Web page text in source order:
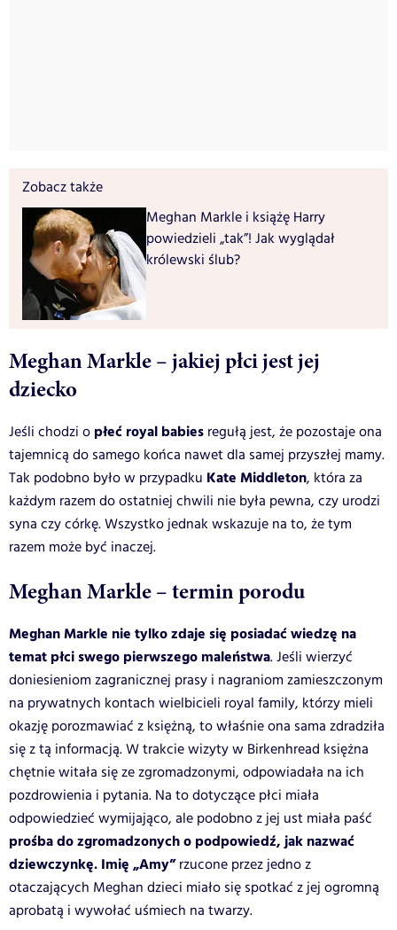
Zobacz także
Meghan Markle i książę Harry
powiedzieli „tak”! Jak wyglądał
królewski ślub?
Meghan Markle – jakiej płci jest jej
dziecko
Jeśli chodzi o płeć royal babies regułą jest, że pozostaje ona
tajemnicą do samego końca nawet dla samej przyszłej mamy.
Tak podobno było w przypadku Kate Middleton, która za
każdym razem do ostatniej chwili nie była pewna, czy urodzi
syna czy córkę. Wszystko jednak wskazuje na to, że tym
razem może być inaczej.
Meghan Markle – termin porodu
Meghan Markle nie tylko zdaje się posiadać wiedzę na
temat płci swego pierwszego maleństwa. Jeśli wierzyć
doniesieniom zagranicznej prasy i nagraniom zamieszczonym
na prywatnych kontach wielbicieli royal family, którzy mieli
okazję porozmawiać z księżną, to właśnie ona sama zdradziła
się z tą informacją. W trakcie wizyty w Birkenhread księżna
chętnie witała się ze zgromadzonymi, odpowiadała na ich
pozdrowienia i pytania. Na to dotyczące płci miała
odpowiedzieć wymijająco, ale podobno z jej ust miała paść
prośba do zgromadzonych o podpowiedź, jak nazwać
dziewczynkę. Imię „Amy”rzucone przez jedno z
otaczających Meghan dzieci miało się spotkać z jej ogromną
aprobatą i wywołać uśmiech na twarzy.